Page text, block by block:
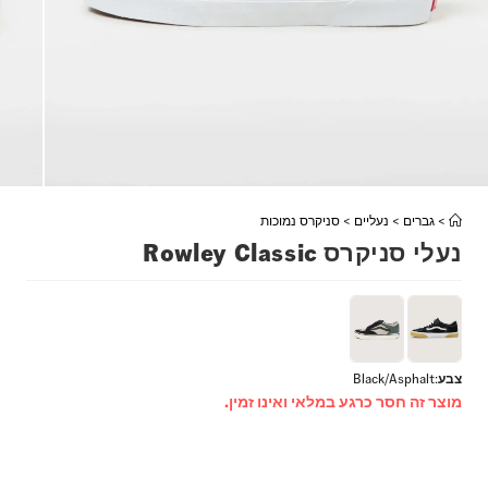
> גברים > נעליים > סניקרס נמוכות
נעלי סניקרס Rowley Classic
צבע:
Black/Asphalt
מוצר זה חסר כרגע במלאי ואינו זמין.